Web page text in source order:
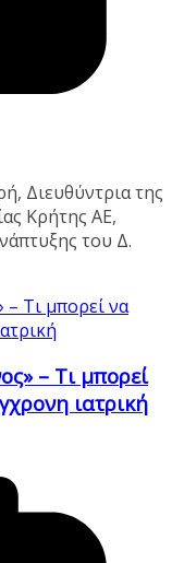
Διευθύντρια της
Κρήτης ΑΕ,
του Δ.
– Τι μπορεί
ιατρική